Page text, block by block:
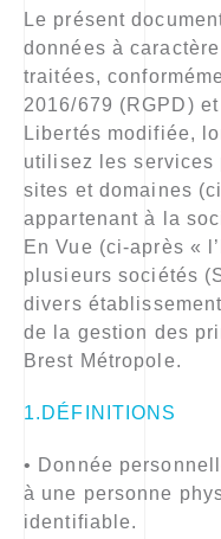
Le présent
données à
traitées,
2016/679 (RGPD)
Libertés modifiée,
utilisez les services
sites et domaines
appartenant à la
En Vue (ci-après «
plusieurs sociétés
divers
de la gestion des
Brest Métropole.
1.DÉFINITIONS
• Donnée
à une personne
identifiable.